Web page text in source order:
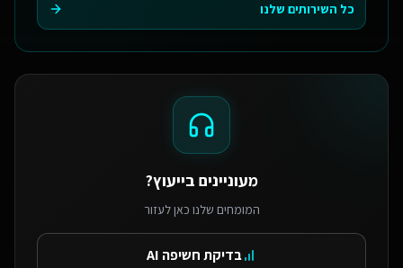
כל השירותים שלנו
מעוניינים בייעוץ?
המומחים שלנו כאן לעזור
בדיקת חשיפה AI